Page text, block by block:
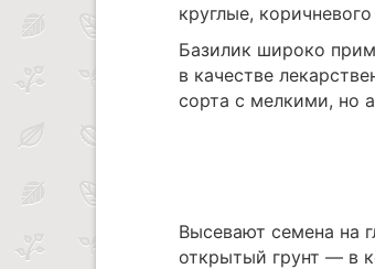
круглые,
Базилик широко
в качестве
сорта с мелкими, но
Высевают семена на
открытый грунт — в